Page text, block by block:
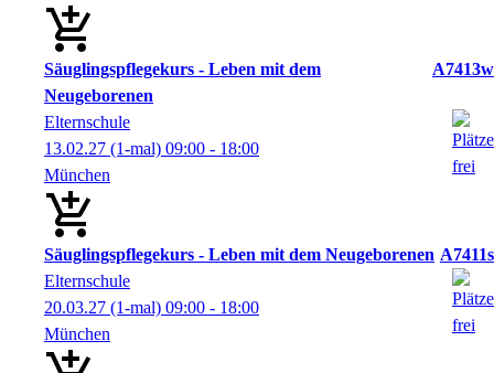
Säuglingspflegekurs - Leben mit dem
Neugeborenen
A7413w
Elternschule
13.02.27 (1-mal) 09:00 - 18:00
München
Säuglingspflegekurs - Leben mit dem Neugeborenen A7411s
Elternschule
20.03.27 (1-mal) 09:00 - 18:00
München